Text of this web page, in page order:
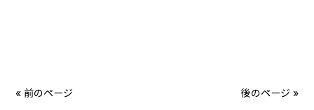
« 前のページ 後のページ »